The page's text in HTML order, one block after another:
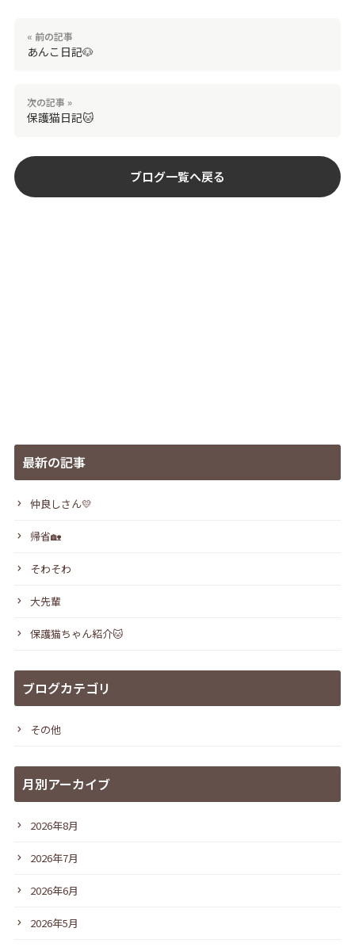
« 前の記事
あんこ日記🐶
次の記事 »
保護猫日記🐱
ブログ一覧へ戻る
最新の記事
仲良しさん💛
帰省🏡
そわそわ
大先輩
保護猫ちゃん紹介🐱
ブログカテゴリ
その他
月別アーカイブ
2026年8月
2026年7月
2026年6月
2026年5月